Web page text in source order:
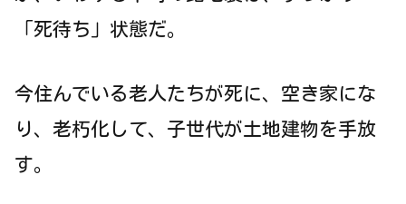
「死待ち」状態だ。
今住んでいる老人たちが死に、空き家にな
り、老朽化して、子世代が土地建物を手放
す。